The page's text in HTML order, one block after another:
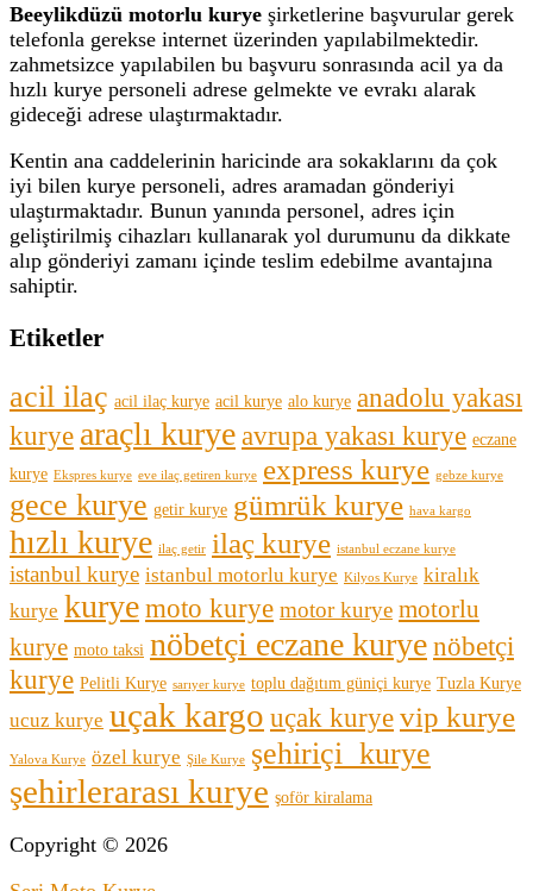
Beeylikdüzü motorlu kurye şirketlerine başvurular gerek
telefonla gerekse internet üzerinden yapılabilmektedir.
zahmetsizce yapılabilen bu başvuru sonrasında acil ya da
hızlı kurye personeli adrese gelmekte ve evrakı alarak
gideceği adrese ulaştırmaktadır.
Kentin ana caddelerinin haricinde ara sokaklarını da çok
iyi bilen kurye personeli, adres aramadan gönderiyi
ulaştırmaktadır. Bunun yanında personel, adres için
geliştirilmiş cihazları kullanarak yol durumunu da dikkate
alıp gönderiyi zamanı içinde teslim edebilme avantajına
sahiptir.
Etiketler
acil ilaç acil ilaç kurye acil kurye alo kurye anadolu yakası
kurye araçlı kuryeavrupa yakası kurye eczane
kurye Ekspres kurye eve ilaç getiren kurye express kurye gebze kurye
gece kurye getir kurye gümrük kurye hava kargo
hızlı kurye ilaç getir ilaç kurye istanbul eczane kurye
istanbul kurye istanbul motorlu kurye Kilyos Kurye kiralık
kurye kuryemoto kurye motor kurye motorlu
kurye moto taksi nöbetçi eczane kuryenöbetçi
kurye Pelitli Kurye sarıyer kurye toplu dağıtım güniçi kurye Tuzla Kurye
ucuz kurye uçak kargo uçak kuryevip kurye
Yalova Kurye özel kurye Şile Kurye şehiriçi kurye
şehirlerarası kurye şoför kiralama
Copyright © 2026